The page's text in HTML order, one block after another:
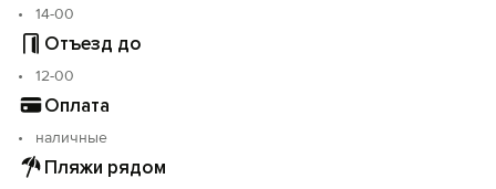
14-00
Отъезд до
12-00
Оплата
наличные
Пляжи рядом